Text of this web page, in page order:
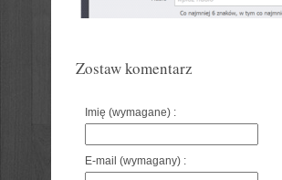
Zostaw komentarz
Imię (wymagane) :
E-mail (wymagany) :